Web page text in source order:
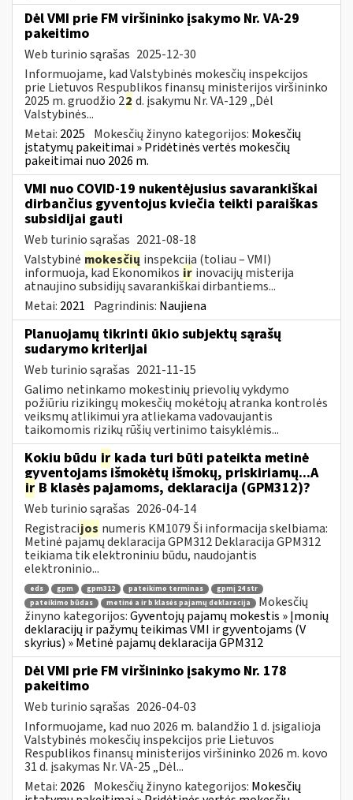
Dėl VMI prie FM viršininko įsakymo Nr. VA-29
pakeitimo
Web turinio sąrašas 2025-12-30
Informuojame, kad Valstybinės mokesčių inspekcijos
prie Lietuvos Respublikos finansų ministerijos viršininko
2025 m. gruodžio 22 d. įsakymu Nr. VA-129 „Dėl
Valstybinės...
Metai: 2025 Mokesčių žinyno kategorijos: Mokesčių
įstatymų pakeitimai » Pridėtinės vertės mokesčių
pakeitimai nuo 2026 m.
VMI nuo COVID-19 nukentėjusius savarankiškai
dirbančius gyventojus kviečia teikti paraiškas
subsidijai gauti
Web turinio sąrašas 2021-08-18
Valstybinė mokesčių inspekcija (toliau – VMI)
informuoja, kad Ekonomikos ir inovacijų misterija
atnaujino subsidijų savarankiškai dirbantiems...
Metai: 2021 Pagrindinis: Naujiena
Planuojamų tikrinti ūkio subjektų sąrašų
sudarymo kriterijai
Web turinio sąrašas 2021-11-15
Galimo netinkamo mokestinių prievolių vykdymo
požiūriu rizikingų mokesčių mokėtojų atranka kontrolės
veiksmų atlikimui yra atliekama vadovaujantis
taikomomis rizikų rūšių vertinimo taisyklėmis...
Kokiu būdu ir kada turi būti pateikta metinė
gyventojams išmokėtų išmokų, priskiriamų...A
ir B klasės pajamoms, deklaracija (GPM312)?
Web turinio sąrašas 2026-04-14
Registracijos numeris KM1079 Ši informacija skelbiama:
Metinė pajamų deklaracija GPM312 Deklaracija GPM312
teikiama tik elektroniniu būdu, naudojantis
elektroninio...
eds gpm gpm312 pateikimo terminas
gpmį 24 str
pateikimo būdas
metinė a ir b klasės pajamų deklaracija
Mokesčių
žinyno kategorijos:Gyventojų pajamų mokestis » Įmonių
deklaracijų ir pažymų teikimas VMI ir gyventojams (V
skyrius) » Metinė pajamų deklaracija GPM312
Dėl VMI prie FM viršininko įsakymo Nr. 178
pakeitimo
Web turinio sąrašas 2026-04-03
Informuojame, kad nuo 2026 m. balandžio 1 d. įsigalioja
Valstybinės mokesčių inspekcijos prie Lietuvos
Respublikos finansų ministerijos viršininko 2026 m. kovo
31 d. įsakymas Nr. VA-25 „Dėl...
Metai: 2026 Mokesčių žinyno kategorijos: Mokesčių